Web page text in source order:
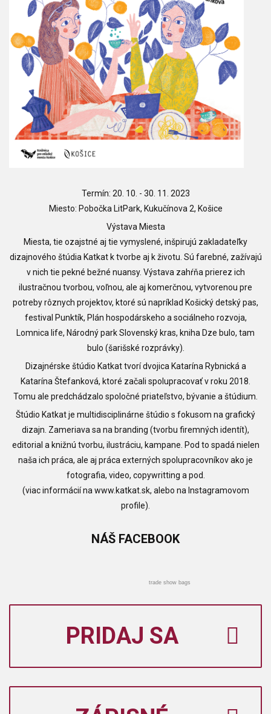
Termín: 20. 10. - 30. 11. 2023
Miesto: Pobočka LitPark, Kukučínova 2, Košice
Výstava Miesta
Miesta, tie ozajstné aj tie vymyslené, inšpirujú zakladateľky
dizajnového štúdia Katkat k tvorbe aj k životu. Sú farebné, zažívajú
v nich tie pekné bežné nuansy. Výstava zahŕňa prierez ich
ilustračnou tvorbou, voľnou, ale aj komerčnou, vytvorenou pre
potreby rôznych projektov, ktoré sú napríklad Košický detský pas,
festival Punktík, Plán hospodárskeho a sociálneho rozvoja,
Lomnica life, Národný park Slovenský kras, kniha Dze bulo, tam
bulo (šarišské rozprávky).
Dizajnérske štúdio Katkat tvorí dvojica Katarína Rybnická a
Katarína Štefanková, ktoré začali spolupracovať v roku 2018.
Tomu ale predchádzalo spoločné priateľstvo, bývanie a štúdium.
Štúdio Katkat je multidisciplinárne štúdio s fokusom na grafický
dizajn. Zameriava sa na branding (tvorbu firemných identít),
editorial a knižnú tvorbu, ilustráciu, kampane. Pod to spadá nielen
naša ich práca, ale aj práca externých spolupracovníkov ako je
fotografia, video, copywritting a pod.
(viac informácií na www.katkat.sk, alebo na Instagramovom
profile).
NÁŠ FACEBOOK
trade show bags
PRIDAJ SA